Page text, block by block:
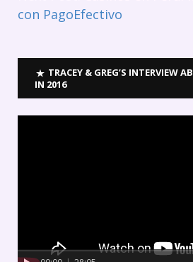
con PagoEfectivo
TRACEY & GREG’S INTERVIEW
IN 2016